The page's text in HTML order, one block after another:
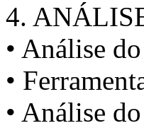
4.
• Análise
•
• Análise